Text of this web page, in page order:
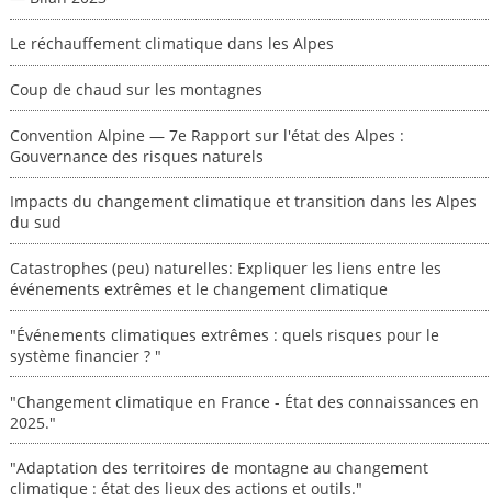
Le réchauffement climatique dans les Alpes
Coup de chaud sur les montagnes
Convention Alpine — 7e Rapport sur l'état des Alpes :
Gouvernance des risques naturels
Impacts du changement climatique et transition dans les Alpes
du sud
Catastrophes (peu) naturelles: Expliquer les liens entre les
événements extrêmes et le changement climatique
"Événements climatiques extrêmes : quels risques pour le
système financier ? "
"Changement climatique en France - État des connaissances en
2025."
"Adaptation des territoires de montagne au changement
climatique : état des lieux des actions et outils."